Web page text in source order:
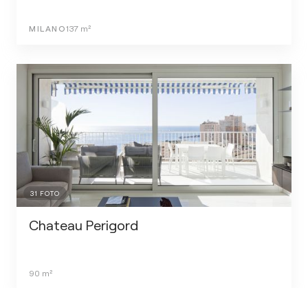
MILANO137 m²
31 FOTO
Chateau Perigord
90 m²